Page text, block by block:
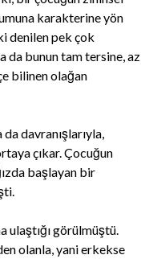
karakterine yön
denilen pek çok
da bunun tam tersine, az
bilinen olağan
davranışlarıyla,
çıkar. Çocuğun
başlayan bir
ulaştığı görülmüştü.
olanla, yani erkekse